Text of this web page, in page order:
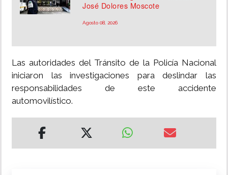
José Dolores Moscote
Agosto 08, 2026
Las autoridades del Tránsito de la Policía Nacional
iniciaron las investigaciones para deslindar las
responsabilidades de este accidente
automovilístico.